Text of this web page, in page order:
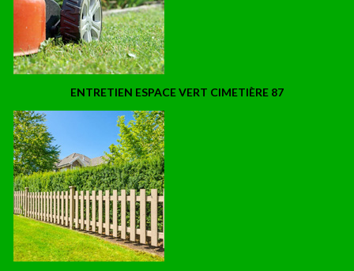
ENTRETIEN ESPACE VERT CIMETIÈRE 87